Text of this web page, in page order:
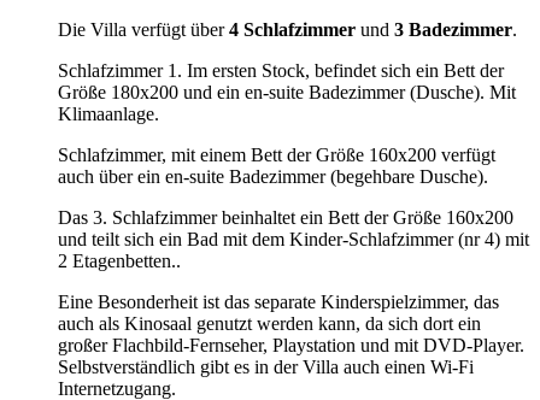
Die Villa verfügt über4 Schlafzimmer und 3 Badezimmer.
Schlafzimmer 1. Im ersten Stock, befindet sich ein Bett der
Größe 180x200 und ein en-suite Badezimmer (Dusche). Mit
Klimaanlage.
Schlafzimmer, mit einem Bett der Größe 160x200 verfügt
auch über ein en-suite Badezimmer (begehbare Dusche).
Das 3. Schlafzimmer beinhaltet ein Bett der Größe 160x200
und teilt sich ein Bad mit dem Kinder-Schlafzimmer (nr 4) mit
2 Etagenbetten..
Eine Besonderheit ist das separate Kinderspielzimmer, das
auch als Kinosaal genutzt werden kann, da sich dort ein
großer Flachbild-Fernseher, Playstation und mit DVD-Player.
Selbstverständlich gibt es in der Villa auch einen Wi-Fi
Internetzugang.